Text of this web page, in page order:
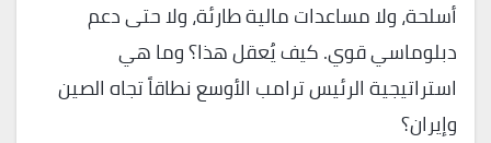
أسلحة، ولا مساعدات مالية طارئة، ولا حتى دعم
دبلوماسي قوي. كيف يُعقل هذا؟ وما هي
استراتيجية الرئيس ترامب الأوسع نطاقاً تجاه الصين
وإيران؟